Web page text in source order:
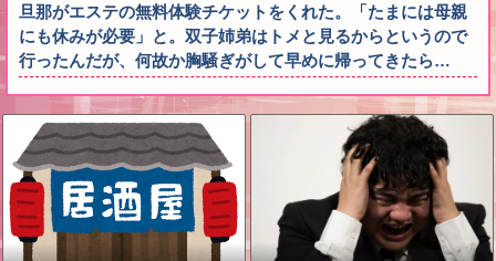
旦那がエステの無料体験チケットをくれた。「たまには母親
にも休みが必要」と。双子姉弟はトメと見るからというので
行ったんだが、何故か胸騒ぎがして早めに帰ってきたら…